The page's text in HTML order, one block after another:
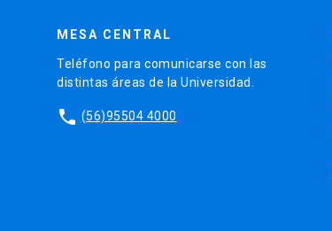
MESA CENTRAL
Teléfono para comunicarse con las
distintas áreas de la Universidad.
phone (56)95504 4000